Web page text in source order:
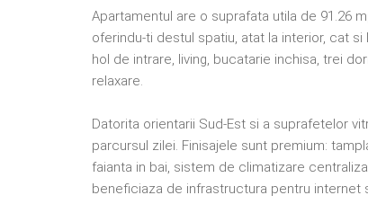
Apartamentul are o suprafata utila de 91.26
oferindu-ti destul spatiu, atat la interior, cat
hol de intrare, living, bucatarie inchisa, trei
relaxare.
Datorita orientarii Sud-Est si a suprafetelor
parcursul zilei. Finisajele sunt premium:
faianta in bai, sistem de climatizare
beneficiaza de infrastructura pentru internet